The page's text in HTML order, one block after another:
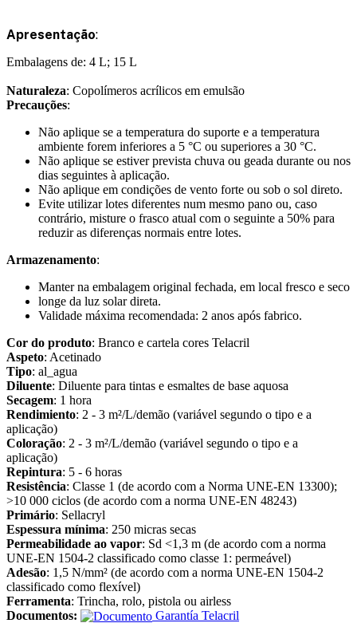
Apresentação:
Embalagens de: 4 L; 15 L
Naturaleza: Copolímeros acrílicos em emulsão
Precauções:
Não aplique se a temperatura do suporte e a temperatura
ambiente forem inferiores a 5 °C ou superiores a 30 °C.
Não aplique se estiver prevista chuva ou geada durante ou nos
dias seguintes à aplicação.
Não aplique em condições de vento forte ou sob o sol direto.
Evite utilizar lotes diferentes num mesmo pano ou, caso
contrário, misture o frasco atual com o seguinte a 50% para
reduzir as diferenças normais entre lotes.
Armazenamento:
Manter na embalagem original fechada, em local fresco e seco
longe da luz solar direta.
Validade máxima recomendada: 2 anos após fabrico.
Cor do produto: Branco e cartela cores Telacril
Aspeto: Acetinado
Tipo: al_agua
Diluente: Diluente para tintas e esmaltes de base aquosa
Secagem: 1 hora
Rendimiento: 2 - 3 m²/L/demão (variável segundo o tipo e a
aplicação)
Coloração: 2 - 3 m²/L/demão (variável segundo o tipo e a
aplicação)
Repintura: 5 - 6 horas
Resistência: Classe 1 (de acordo com a Norma UNE-EN 13300);
>10 000 ciclos (de acordo com a norma UNE-EN 48243)
Primário: Sellacryl
Espessura mínima: 250 micras secas
Permeabilidade ao vapor: Sd <1,3 m (de acordo com a norma
UNE-EN 1504-2 classificado como classe 1: permeável)
Adesão: 1,5 N/mm² (de acordo com a norma UNE-EN 1504-2
classificado como flexível)
Ferramenta: Trincha, rolo, pistola ou airless
Documentos:
Garantía Telacril